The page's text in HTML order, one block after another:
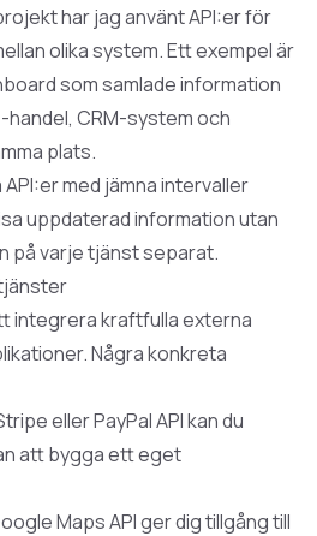
har jag använt API:er för
olika system. Ett exempel är
som samlade information
CRM-system och
plats.
med jämna intervaller
uppdaterad information utan
på varje tjänst separat.
integrera kraftfulla externa
Några konkreta
eller PayPal API kan du
att bygga ett eget
Maps API ger dig tillgång till